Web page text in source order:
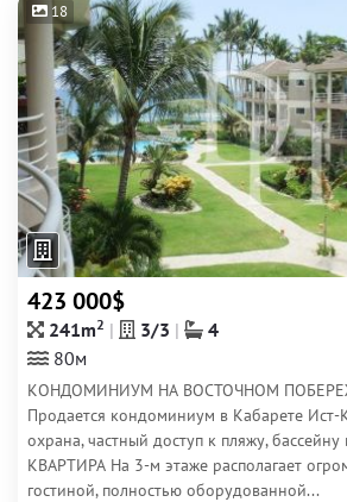
18
423 000$
241m2 3/3
4
80м
КОНДОМИНИУМ НА ВОСТОЧНОМ
Продается кондоминиум в Кабарете Ист-
охрана, частный доступ к пляжу, бассейну
КВАРТИРА На 3-м этаже располагает
гостиной, полностью оборудованной...